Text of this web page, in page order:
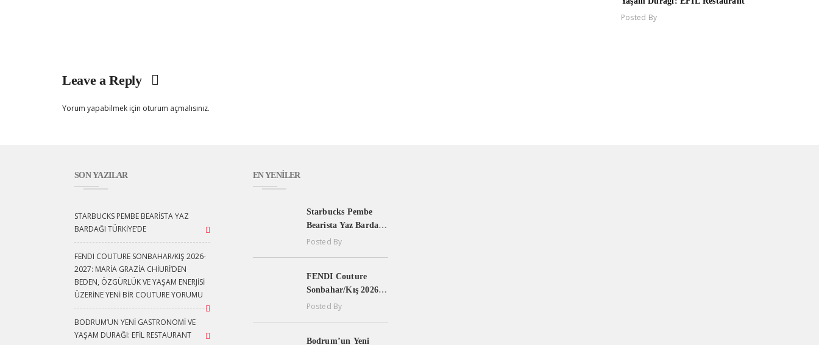
Leave a Reply
Yorum yapabilmek için oturum açmalısınız.
Posted By
SON YAZILAR
STARBUCKS PEMBE BEARISTA YAZ
BARDAĞI TÜRKIYE’DE
FENDI COUTURE SONBAHAR/KIŞ 2026-
2027: MARIA GRAZIA CHIURI’DEN
BEDEN, ÖZGÜRLÜK VE YAŞAM ENERJISI
ÜZERINE YENI BIR COUTURE YORUMU
BODRUM’UN YENI GASTRONOMI VE
YAŞAM DURAĞI: EFİL RESTAURANT
EN YENILER
Starbucks Pembe
Bearista Yaz Bardağı
Türkiye’de
Posted By
FENDI Couture
Sonbahar/Kış 2026-
2027: Maria Grazia
Posted By
Bodrum’un Yeni